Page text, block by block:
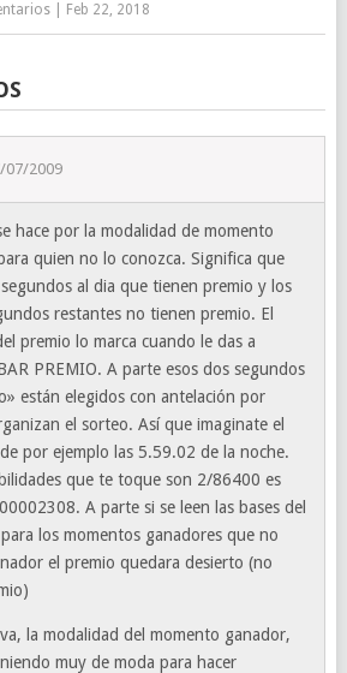
| Feb 22, 2018
07/2009
hace por la modalidad de momento
quien no lo conozca. Significa que
al dia que tienen premio y los
restantes no tienen premio. El
premio lo marca cuando le das a
PREMIO. A parte esos dos segundos
están elegidos con antelación por
el sorteo. Así que imaginate el
por ejemplo las 5.59.02 de la noche.
que te toque son 2/86400 es
A parte si se leen las bases del
los momentos ganadores que no
el premio quedara desierto (no
la modalidad del momento ganador,
muy de moda para hacer